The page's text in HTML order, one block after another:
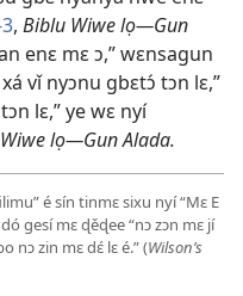
, Biblu Wiwe lọ—Gun
enɛ mɛ ɔ,” wɛnsagun
vǐ nyɔnu gbɛtɔ́ tɔn lɛ,”
lɛ,” ye wɛ nyí
lọ—Gun Alada.
é sín tinmɛ sixu nyí “Mɛ E
gesí mɛ ɖěɖee “nɔ zɔn mɛ jí
nɔ zin mɛ dɛ́ lɛ é.” (Wilson’s